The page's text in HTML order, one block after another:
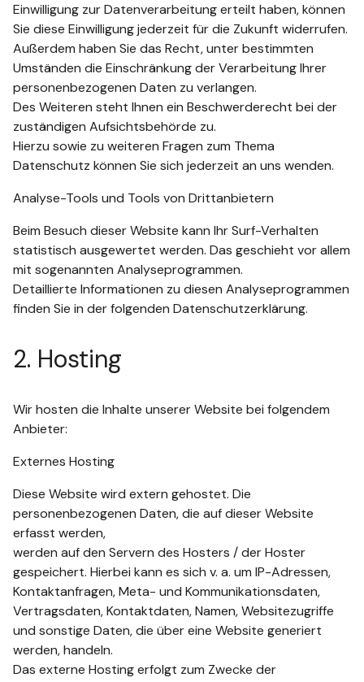
Einwilligung zur Datenverarbeitung erteilt haben, können
Sie diese Einwilligung jederzeit für die Zukunft widerrufen.
Außerdem haben Sie das Recht, unter bestimmten
Umständen die Einschränkung der Verarbeitung Ihrer
personenbezogenen Daten zu verlangen.
Des Weiteren steht Ihnen ein Beschwerderecht bei der
zuständigen Aufsichtsbehörde zu.
Hierzu sowie zu weiteren Fragen zum Thema
Datenschutz können Sie sich jederzeit an uns wenden.
Analyse-Tools und Tools von Drittanbietern
Beim Besuch dieser Website kann Ihr Surf-Verhalten
statistisch ausgewertet werden. Das geschieht vor allem
mit sogenannten Analyseprogrammen.
Detaillierte Informationen zu diesen Analyseprogrammen
finden Sie in der folgenden Datenschutzerklärung.
2. Hosting
Wir hosten die Inhalte unserer Website bei folgendem
Anbieter:
Externes Hosting
Diese Website wird extern gehostet. Die
personenbezogenen Daten, die auf dieser Website
erfasst werden,
werden auf den Servern des Hosters / der Hoster
gespeichert. Hierbei kann es sich v. a. um IP-Adressen,
Kontaktanfragen, Meta- und Kommunikationsdaten,
Vertragsdaten, Kontaktdaten, Namen, Websitezugriffe
und sonstige Daten, die über eine Website generiert
werden, handeln.
Das externe Hosting erfolgt zum Zwecke der